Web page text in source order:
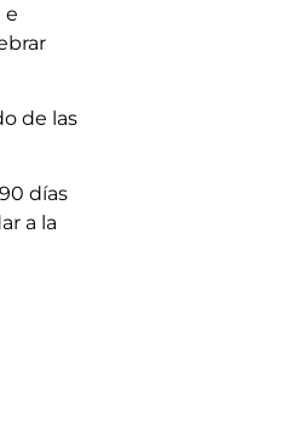
e
de las
días
a la